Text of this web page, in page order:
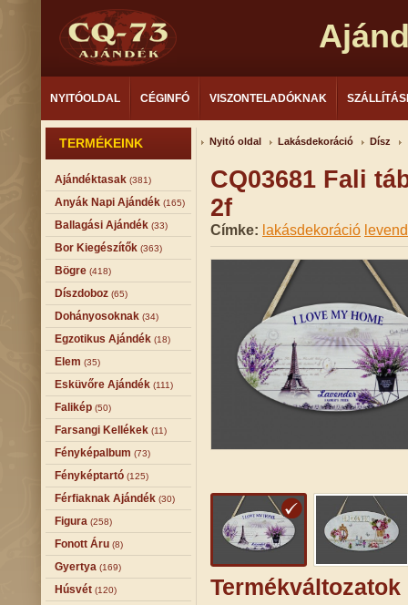
NYITÓOLDAL CÉGINFÓ VISZONTELADÓKNAK
TERMÉKEINK
Ajándéktasak (381)
Anyák Napi Ajándék (165)
Ballagási Ajándék (33)
Bor Kiegészítők (363)
Bögre (418)
Díszdoboz (65)
Dohányosoknak (34)
Egzotikus Ajándék (18)
Elem (35)
Esküvőre Ajándék (111)
Falikép (50)
Farsangi Kellékek (11)
Fényképalbum (73)
Fényképtartó (125)
Férfiaknak Ajándék (30)
Figura (258)
Fonott Áru (8)
Gyertya (169)
Húsvét (120)
Nyitó oldal Lakásdekoráció Dísz
CQ03681 Fali
2f
Címke: lakásdekoráció
Termékváltozatok